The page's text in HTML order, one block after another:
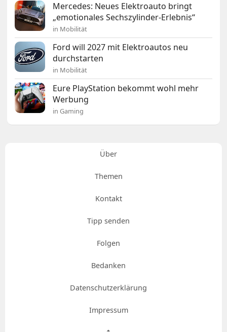
Mercedes: Neues Elektroauto bringt
„emotionales Sechszylinder-Erlebnis“
in Mobilität
Ford will 2027 mit Elektroautos neu
durchstarten
in Mobilität
Eure PlayStation bekommt wohl mehr
Werbung
in Gaming
Über
Themen
Kontakt
Tipp senden
Folgen
Bedanken
Datenschutzerklärung
Impressum